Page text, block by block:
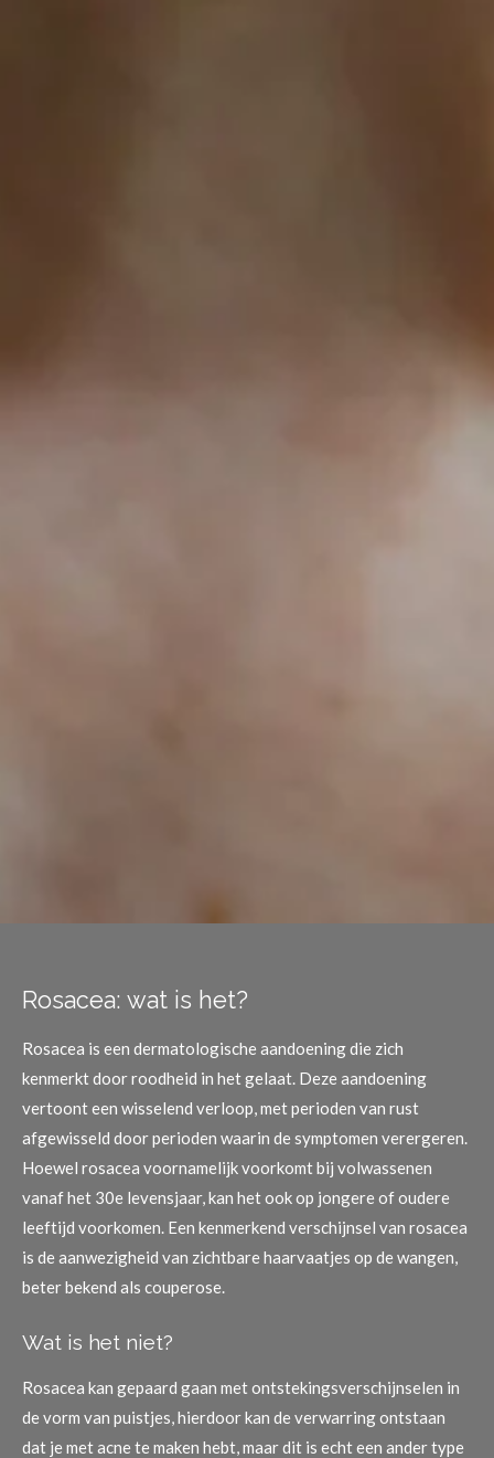
Rosacea: wat is het?
Rosacea is een dermatologische aandoening die zich
kenmerkt door roodheid in het gelaat. Deze aandoening
vertoont een wisselend verloop, met perioden van rust
afgewisseld door perioden waarin de symptomen verergeren.
Hoewel rosacea voornamelijk voorkomt bij volwassenen
vanaf het 30e levensjaar, kan het ook op jongere of oudere
leeftijd voorkomen. Een kenmerkend verschijnsel van rosacea
is de aanwezigheid van zichtbare haarvaatjes op de wangen,
beter bekend als couperose.
Wat is het niet?
Rosacea kan gepaard gaan met ontstekingsverschijnselen in
de vorm van puistjes, hierdoor kan de verwarring ontstaan
dat je met acne te maken hebt, maar dit is echt een ander type